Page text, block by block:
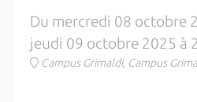
Du mercredi 08 octobre
jeudi 09 octobre 2025 à
Campus Grimaldi, Campus